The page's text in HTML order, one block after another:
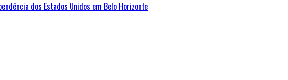
dos Estados Unidos em Belo Horizonte